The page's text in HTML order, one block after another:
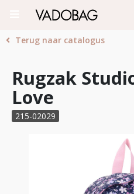
Terug naar catalogus
Rugzak
Love
215-02029